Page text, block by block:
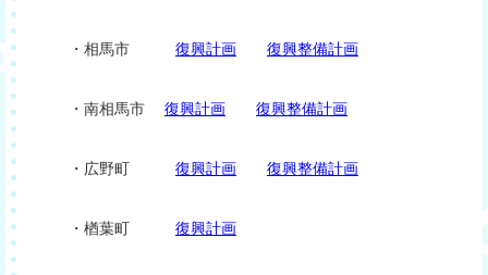
・相馬市 復興計画 復興整備計画
・南相馬市 復興計画 復興整備計画
・広野町 復興計画 復興整備計画
・楢葉町 復興計画